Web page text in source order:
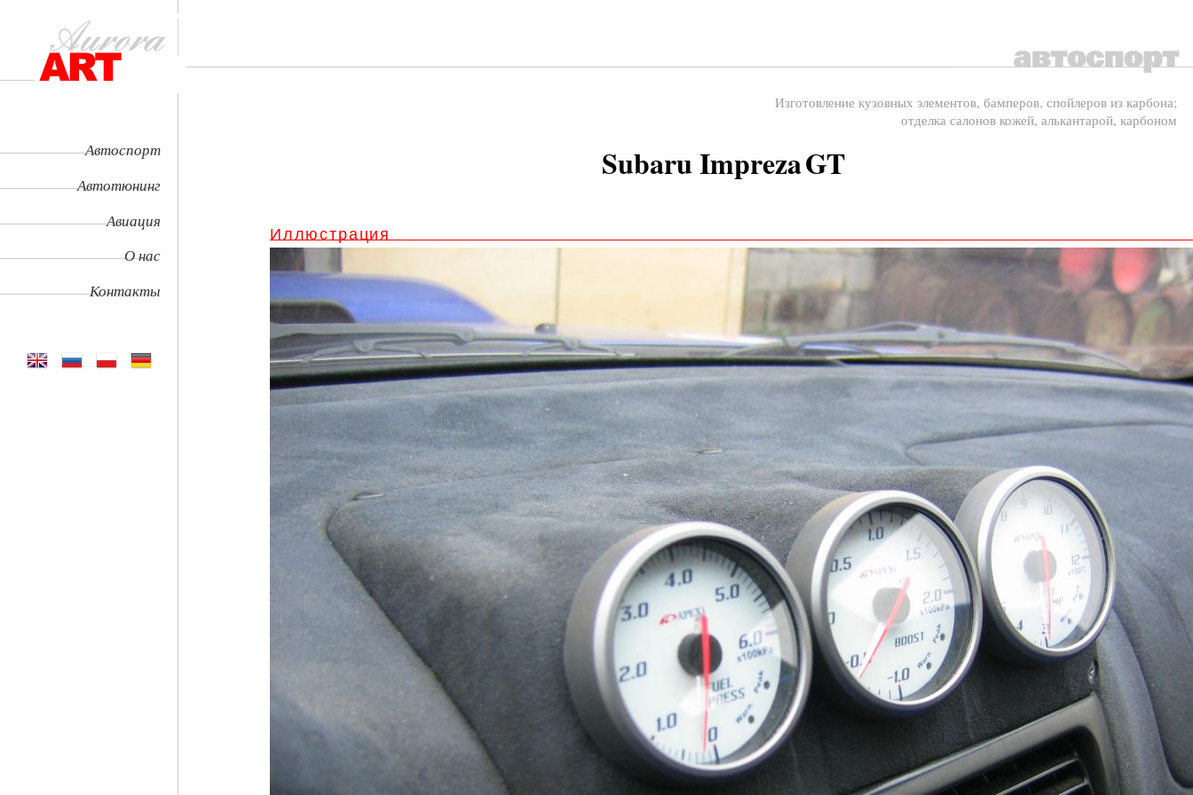
Автоспорт
Автотюнинг
Авиация
О нас
Контакты
Изготовление кузовных элементов, бамперов, спойлеров из карбона;
отделка салонов кожей, алькантарой, карбоном
Subaru ImprezaGT
Иллюстрация